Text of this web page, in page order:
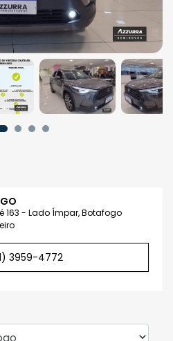
163 - Lado Ímpar, Botafogo
3959-4772